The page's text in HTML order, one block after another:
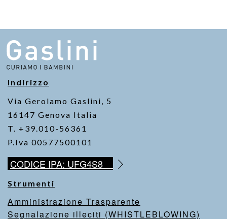
Indirizzo
Via Gerolamo Gaslini, 5
16147 Genova Italia
T. +39.010-56361
P.Iva 00577500101
CODICE IPA: UFG4S8
Strumenti
Amministrazione Trasparente
Segnalazione illeciti (WHISTLEBLOWING)